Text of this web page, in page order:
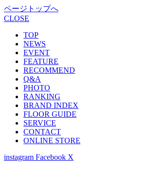
ページトップへ
CLOSE
TOP
NEWS
EVENT
FEATURE
RECOMMEND
Q&A
PHOTO
RANKING
BRAND INDEX
FLOOR GUIDE
SERVICE
CONTACT
ONLINE STORE
instagram Facebook X